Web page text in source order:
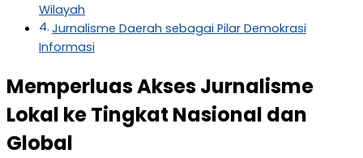
Wilayah
Jurnalisme Daerah sebagai Pilar Demokrasi
Informasi
Memperluas Akses Jurnalisme
Lokal ke Tingkat Nasional dan
Global